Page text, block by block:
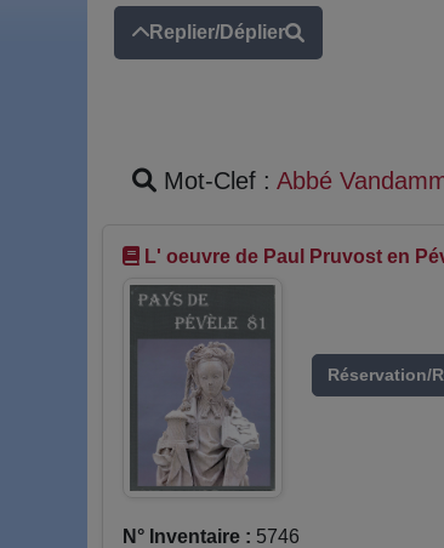
Replier/Déplier
Mot-Clef : Abbé
L' oeuvre de Paul Pruvost en
Réservation/
N° Inventaire : 5746